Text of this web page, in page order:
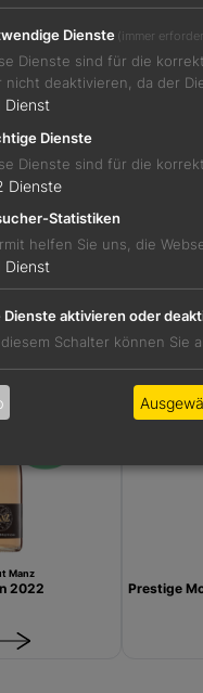
restsüß
Säure
der
28
Manz
2022 Prestige
Dienste (immer
Dienste sind für die
nicht deaktivieren, da der
Dienst
Dienste
Dienste sind für die
Dienste
Statistiken
helfen Sie uns, die
Dienst
Dienste aktivieren oder
Schalter können Sie